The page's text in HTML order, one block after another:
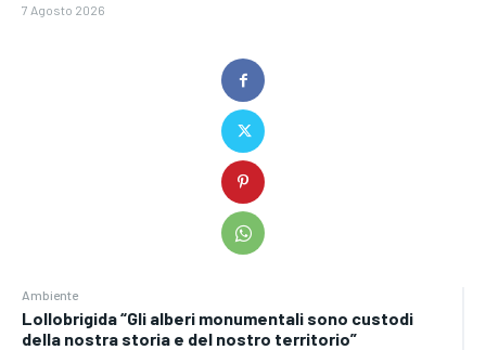
Ambiente
Lollobrigida “Gli alberi monumentali sono custodi
della nostra storia e del nostro territorio”
7 Agosto 2026